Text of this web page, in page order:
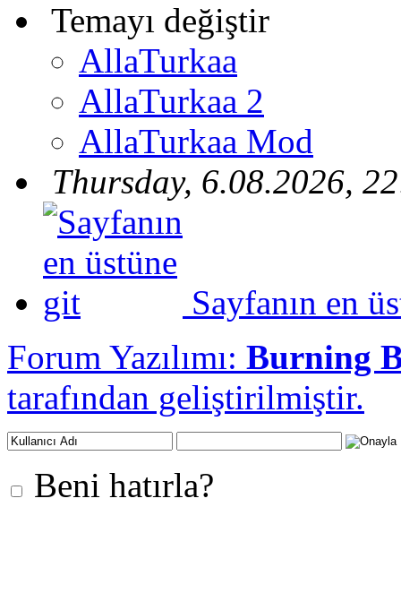
Temayı değiştir
AllaTurkaa
AllaTurkaa 2
AllaTurkaa Mod
Thursday, 6.08.2026,
Sayfanın en
Forum Yazılımı: Burning
tarafından geliştirilmiştir.
Beni hatırla?